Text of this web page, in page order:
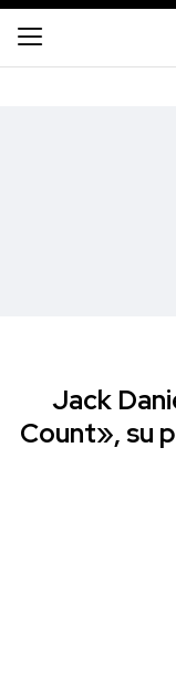
Jack
Count», su